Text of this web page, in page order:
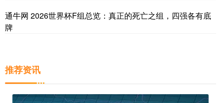
通牛网 2026世界杯F组总览：真正的死亡之组，四强各有底
牌
推荐资讯